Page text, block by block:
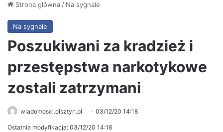
Strona główna/ Na sygnale
Na sygnale
Poszukiwani za kradzież i
przestępstwa narkotykowe
zostali zatrzymani
wiadomosci.olsztyn.pl 03/12/20 14:18
Ostatnia modyfikacja: 03/12/20 14:18